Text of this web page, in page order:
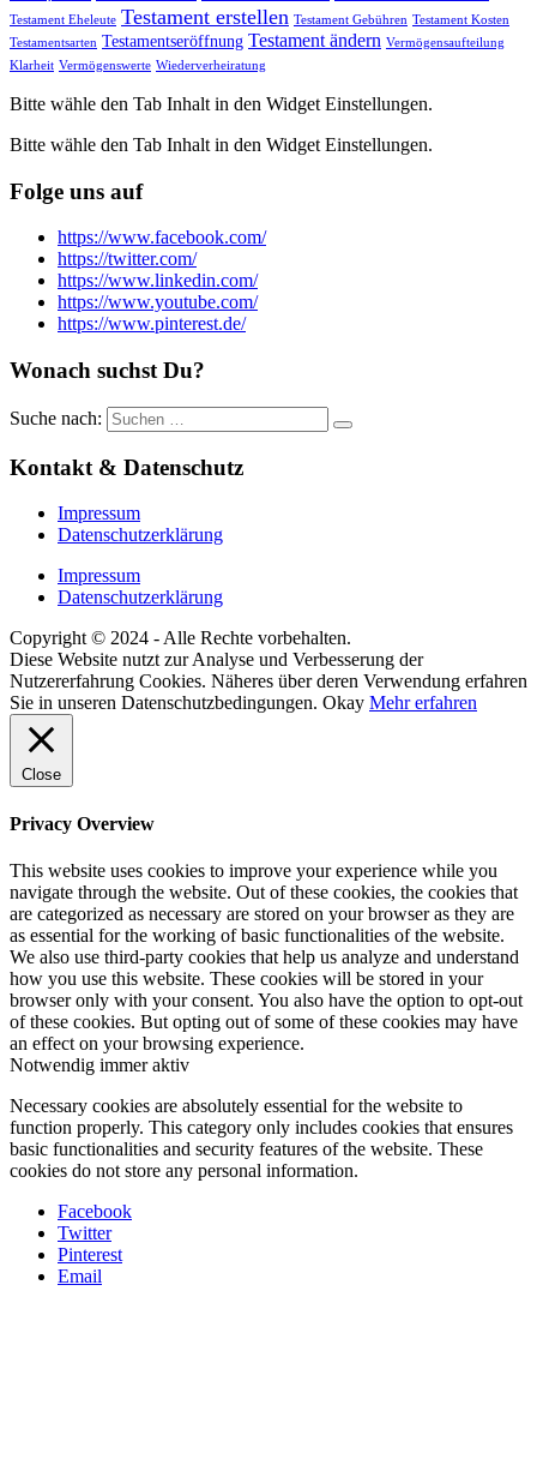
Testament Eheleute Testament erstellen Testament Gebühren Testament Kosten
Testamentsarten Testamentseröffnung Testament ändern Vermögensaufteilung
Klarheit Vermögenswerte Wiederverheiratung
Bitte wähle den Tab Inhalt in den Widget Einstellungen.
Bitte wähle den Tab Inhalt in den Widget Einstellungen.
Folge uns auf
https://www.facebook.com/
https://twitter.com/
https://www.linkedin.com/
https://www.youtube.com/
https://www.pinterest.de/
Wonach suchst Du?
Suche nach:
Kontakt & Datenschutz
Impressum
Datenschutzerklärung
Impressum
Datenschutzerklärung
Copyright © 2024 - Alle Rechte vorbehalten.
Diese Website nutzt zur Analyse und Verbesserung der
Nutzererfahrung Cookies. Näheres über deren Verwendung erfahren
Sie in unseren Datenschutzbedingungen. Okay Mehr erfahren
Close
Privacy Overview
This website uses cookies to improve your experience while you
navigate through the website. Out of these cookies, the cookies that
are categorized as necessary are stored on your browser as they are
as essential for the working of basic functionalities of the website.
We also use third-party cookies that help us analyze and understand
how you use this website. These cookies will be stored in your
browser only with your consent. You also have the option to opt-out
of these cookies. But opting out of some of these cookies may have
an effect on your browsing experience.
Notwendig immer aktiv
Necessary cookies are absolutely essential for the website to
function properly. This category only includes cookies that ensures
basic functionalities and security features of the website. These
cookies do not store any personal information.
Facebook
Twitter
Pinterest
Email